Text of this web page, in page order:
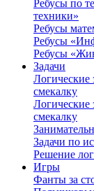
Ребусы по
техники»
Ребусы
Ребусы
Ребусы
Задачи
Логические
смекалку
Логические
смекалку
Задачи по
Решение
Игры
Фанты за